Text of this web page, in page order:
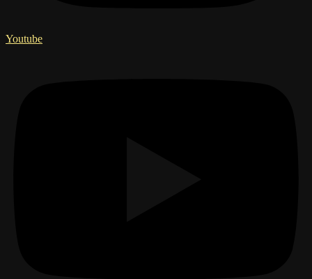
Youtube